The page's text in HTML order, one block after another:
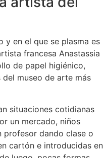
y en el que se plasma es
francesa Anastassia
de papel higiénico,
museo de arte más
situaciones cotidianas
un mercado, niños
profesor dando clase o
cartón e introducidas en